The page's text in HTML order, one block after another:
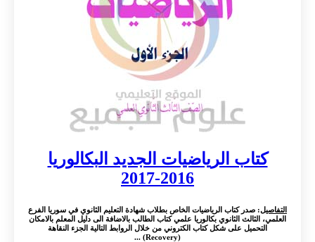
كتاب الرياضيات الجديد البكالوريا
2016-2017
التفاصيل: صدر كتاب الرياضيات الخاص بطلاب شهادة التعليم الثانوي في سوريا الفرع
العلمي، الثالث الثانوي بكالوريا علمي كتاب الطالب بالاضافة الى دليل المعلم بالامكان
التحميل على شكل كتاب الكتروني من خلال الروابط التالية الجزء النقاهة
(Recovery) ...